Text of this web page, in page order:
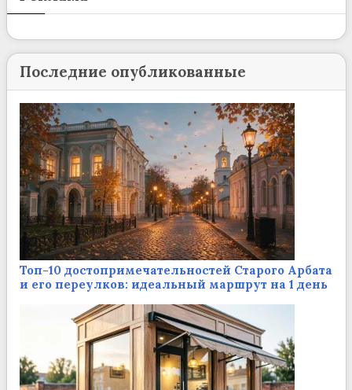
Последние опубликованные
Топ-10 достопримечательностей Старого Арбата
и его переулков: идеальный маршрут на 1 день